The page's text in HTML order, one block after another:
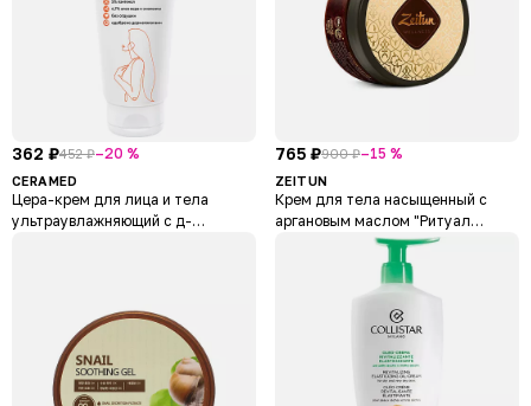
362 ₽452 ₽–20 %
CERAMED
Цера-крем для лица и тела
ультраувлажняющий с д-
765 ₽900 ₽–15 %
ZEITUN
Крем для тела насыщенный с
аргановым маслом "Ритуал
восстановления" Ritual of Revival